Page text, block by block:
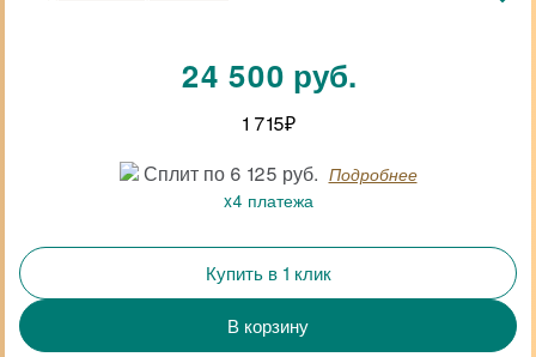
24 500 руб.
1 715₽
Сплит по 6 125 руб. Подробнее
x4 платежа
Купить в 1 клик